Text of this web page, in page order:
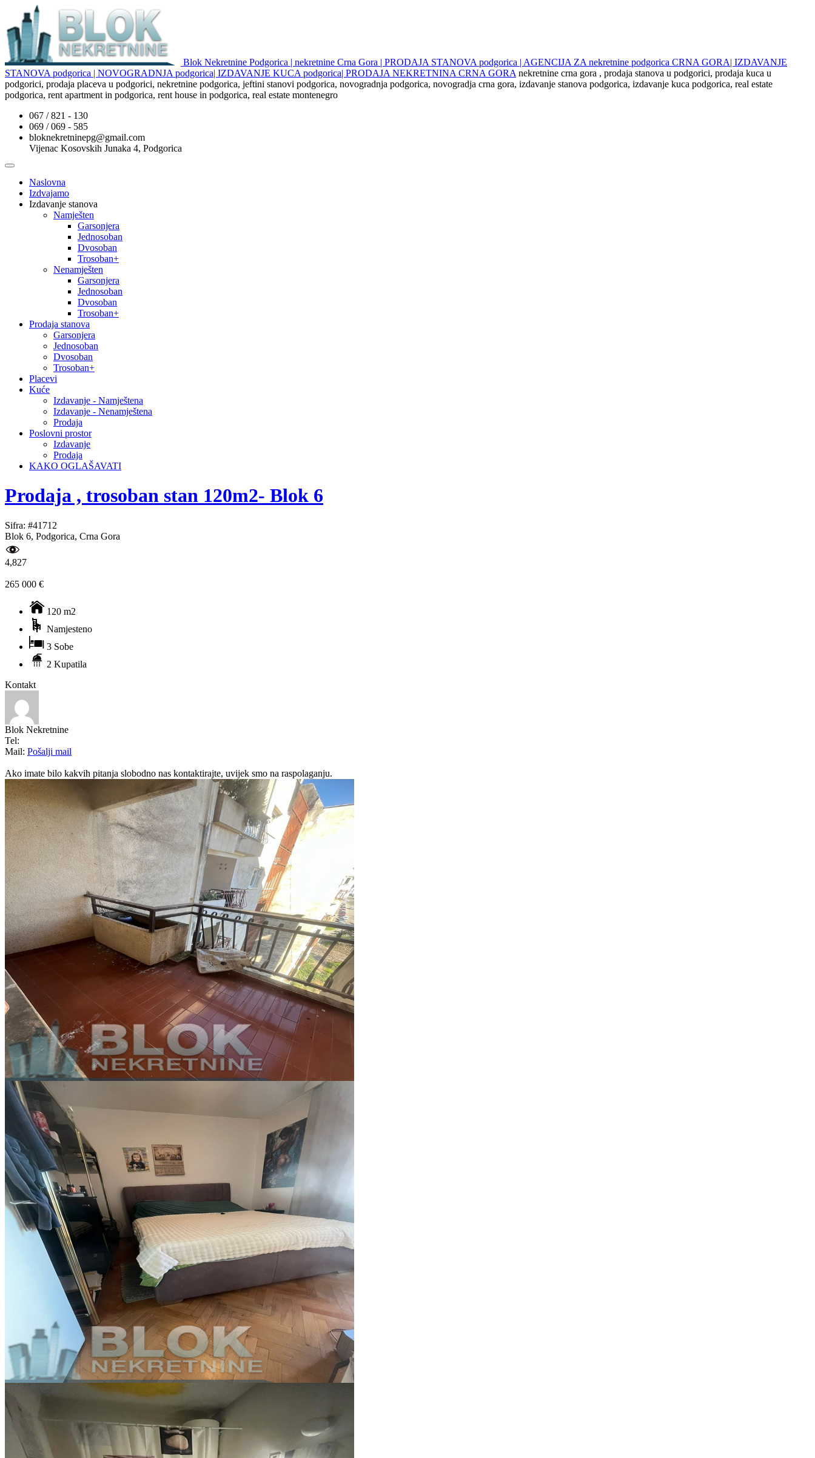
Blok Nekretnine Podgorica | nekretnine Crna Gora | PRODAJA STANOVA podgorica | AGENCIJA ZA nekretnine podgorica CRNA GORA| IZDAVANJE
STANOVA podgorica | NOVOGRADNJA podgorica| IZDAVANJE KUCA podgorica| PRODAJA NEKRETNINA CRNA GORA nekretnine crna gora , prodaja stanova u podgorici, prodaja kuca u
podgorici, prodaja placeva u podgorici, nekretnine podgorica, jeftini stanovi podgorica, novogradnja podgorica, novogradja crna gora, izdavanje stanova podgorica, izdavanje kuca podgorica, real estate
podgorica, rent apartment in podgorica, rent house in podgorica, real estate montenegro
067 / 821 - 130
069 / 069 - 585
bloknekretninepg@gmail.com
Vijenac Kosovskih Junaka 4, Podgorica
Naslovna
Izdvajamo
Izdavanje stanova
Namješten
Garsonjera
Jednosoban
Dvosoban
Trosoban+
Nenamješten
Garsonjera
Jednosoban
Dvosoban
Trosoban+
Prodaja stanova
Garsonjera
Jednosoban
Dvosoban
Trosoban+
Placevi
Kuće
Izdavanje - Namještena
Izdavanje - Nenamještena
Prodaja
Poslovni prostor
Izdavanje
Prodaja
KAKO OGLAŠAVATI
Prodaja , trosoban stan 120m2- Blok 6
Sifra: #41712
Blok 6, Podgorica, Crna Gora
4,827
265 000 €
120 m2
Namjesteno
3 Sobe
2 Kupatila
Kontakt
Blok Nekretnine
Tel:
Mail: Pošalji mail
Ako imate bilo kakvih pitanja slobodno nas kontaktirajte, uvijek smo na raspolaganju.